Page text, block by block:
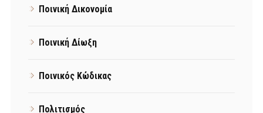
Ποινική Δικονομία
Ποινική Δίωξη
Ποινικός Κώδικας
Πολιτισμός